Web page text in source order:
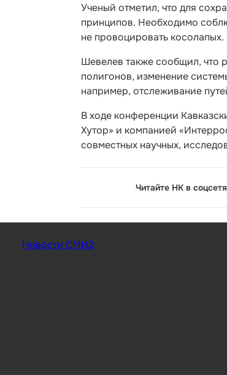
Ученый отметил, что для
принципов. Необходимо
не провоцировать косолапых.
Шевелев также сообщил, что
полигонов, изменение
например, отслеживание
В ходе конференции
Хутор» и компанией
совместных научных,
Читайте НК в
Новости СМИ2